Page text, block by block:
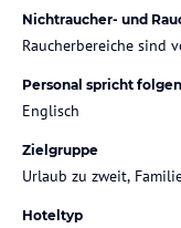
Nichtraucher- und
Raucherbereiche sind
Personal spricht
Englisch
Zielgruppe
Urlaub zu zweit,
Hoteltyp